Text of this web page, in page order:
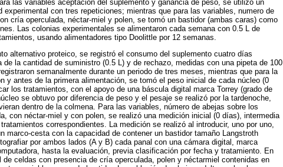
las variables aceptación del suplemento y ganancia de peso, se utilizó un
con tres repeticiones; mientras que para las variables, numero de
cría operculada, néctar-miel y polen, se tomó un bastidor (ambas caras) como
Las colonias experimentales se alimentaron cada semana con 0.5 L de
usando alimentadores tipo Doolittle por 12 semanas.
alternativo proteico, se registró el consumo del suplemento cuatro días
la cantidad de suministro (0.5 L) y de rechazo, medidas con una pipeta de 100
semanalmente durante un periodo de tres meses, mientras que para la
y antes de la primera alimentación, se tomó el peso inicial de cada núcleo (0
los tratamientos, con el apoyo de una báscula digital marca Torrey (grado de
se obtuvo por diferencia de peso y el pesaje se realizó por la tardenoche,
dentro de la colmena. Para las variables, número de abejas sobre los
con néctar-miel y con polen, se realizó una medición inicial (0 días), intermedia
correspondientes. La medición se realizó al introducir, uno por uno,
marco-cesta con la capacidad de contener un bastidor tamaño Langstroth
por ambos lados (A y B) cada panal con una cámara digital, marca
hasta la evaluación, previa clasificación por fecha y tratamiento. En
celdas con presencia de cría operculada, polen y néctarmiel contenidas en